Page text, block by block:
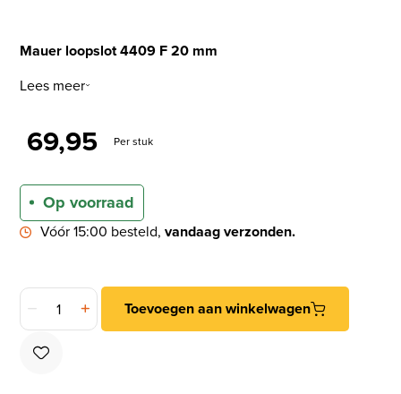
Mauer loopslot 4409 F 20 mm
Lees meer
69,95 Per stuk
Op voorraad
Vóór 15:00 besteld,vandaag verzonden.
Mauer loopslot 4409 F 20 mm aantal
Toevoegen aan winkelwagen